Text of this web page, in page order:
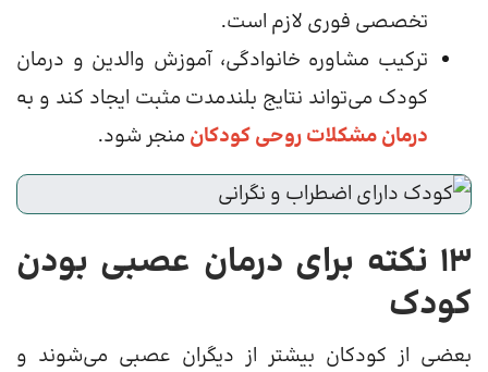
تخصصی فوری لازم است.
ترکیب مشاوره خانوادگی، آموزش والدین و درمان
کودک می‌تواند نتایج بلندمدت مثبت ایجاد کند و به
درمان مشکلات روحی کودکان منجر شود.
13 نکته برای درمان عصبی بودن
کودک
بعضی از کودکان بیشتر از دیگران عصبی می‌شوند و